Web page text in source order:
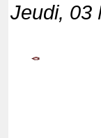
Jeudi, 03